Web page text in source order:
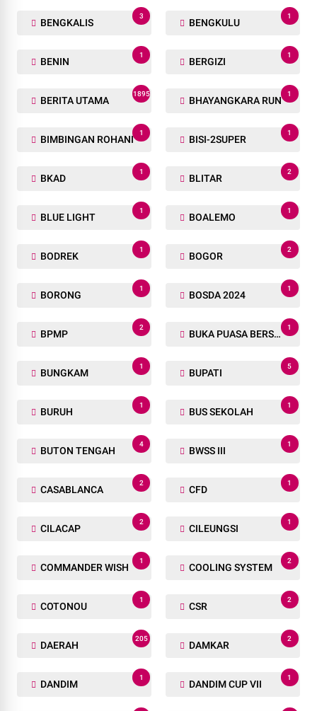
BENGKALIS
3
BENGKULU
1
BENIN
1
BERGIZI
1
BERITA UTAMA
1895
BHAYANGKARA RUN
1
BIMBINGAN ROHANI
1
BISI-2SUPER
1
BKAD
1
BLITAR
2
BLUE LIGHT
1
BOALEMO
1
BODREK
1
BOGOR
2
BORONG
1
BOSDA 2024
1
BPMP
2
BUKA PUASA BERSAMA
1
BUNGKAM
1
BUPATI
5
BURUH
1
BUS SEKOLAH
1
BUTON TENGAH
4
BWSS III
1
CASABLANCA
2
CFD
1
CILACAP
2
CILEUNGSI
1
COMMANDER WISH
1
COOLING SYSTEM
2
COTONOU
1
CSR
2
DAERAH
205
DAMKAR
2
DANDIM
1
DANDIM CUP VII
1